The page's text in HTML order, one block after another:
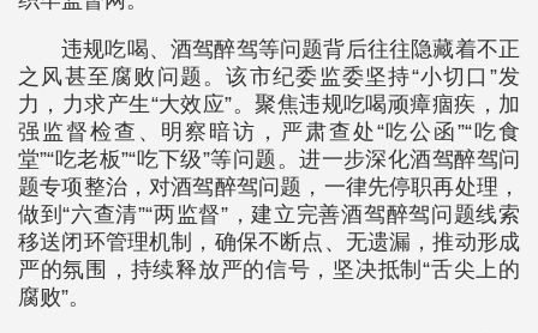
违规吃喝、酒驾醉驾等问题背后往往隐藏着不正
之风甚至腐败问题。该市纪委监委坚持“小切口”发
力，力求产生“大效应”。聚焦违规吃喝顽瘴痼疾，加
强监督检查、明察暗访，严肃查处“吃公函”“吃食
堂”“吃老板”“吃下级”等问题。进一步深化酒驾醉驾问
题专项整治，对酒驾醉驾问题，一律先停职再处理，
做到“六查清”“两监督”，建立完善酒驾醉驾问题线索
移送闭环管理机制，确保不断点、无遗漏，推动形成
严的氛围，持续释放严的信号，坚决抵制“舌尖上的
腐败”。